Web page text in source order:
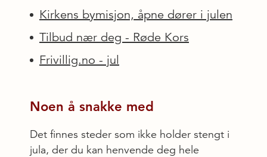
Kirkens bymisjon, åpne dører i julen
Tilbud nær deg - Røde Kors
Frivillig.no - jul
Noen å snakke med
Det finnes steder som ikke holder stengt i
jula, der du kan henvende deg hele